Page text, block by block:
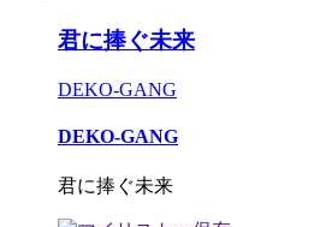
君に捧ぐ未来
DEKO-GANG
DEKO-GANG
君に捧ぐ未来